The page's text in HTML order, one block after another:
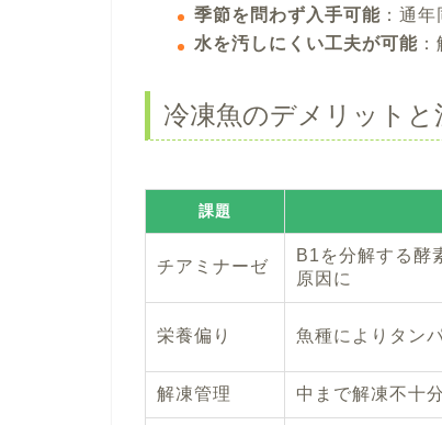
季節を問わず入手可能 ：通
水を汚しにくい工夫が可能
冷凍魚のデメリットと
課題
チアミナーゼ
B1を分解する酵
原因に
栄養偏り 魚種によりタン
解凍管理 中まで解凍不十